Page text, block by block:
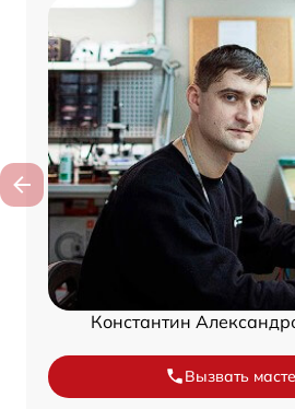
Константин
Вызвать